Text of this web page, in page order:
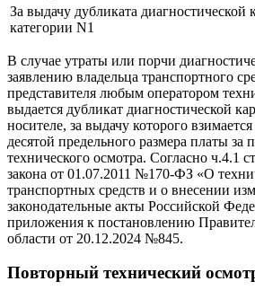
За выдачу дубликата диагностической
категории N1
В случае утраты или порчи
заявлению владельца транспортного
представителя любым оператором
выдается дубликат диагностической
носителе, за выдачу которого
десятой предельного размера платы за
технического осмотра. Согласно ч.4.1
закона от 01.07.2011 №170-ФЗ «О
транспортных средств и о внесении
законодательные акты Российской
приложения к постановлению
области от 20.12.2024 №845.
Повторный технический